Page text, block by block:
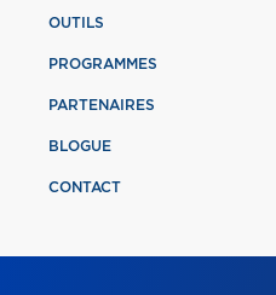
OUTILS
PROGRAMMES
PARTENAIRES
BLOGUE
CONTACT